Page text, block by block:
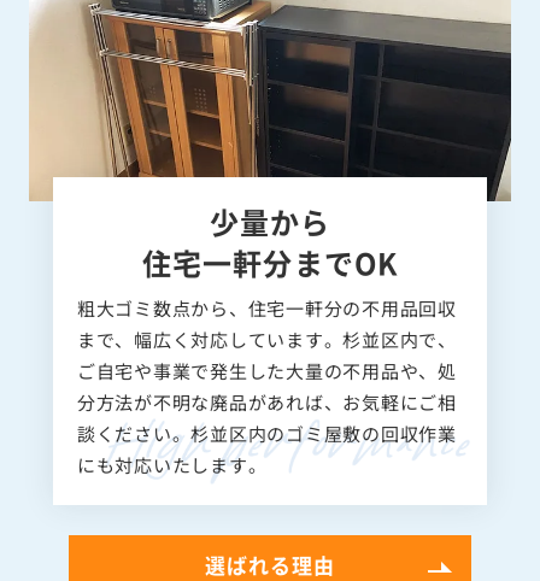
少量から
住宅一軒分までOK
粗大ゴミ数点から、住宅一軒分の不用品回収
まで、幅広く対応しています。杉並区内で、
ご自宅や事業で発生した大量の不用品や、処
分方法が不明な廃品があれば、お気軽にご相
談ください。杉並区内のゴミ屋敷の回収作業
にも対応いたします。
選ばれる理由